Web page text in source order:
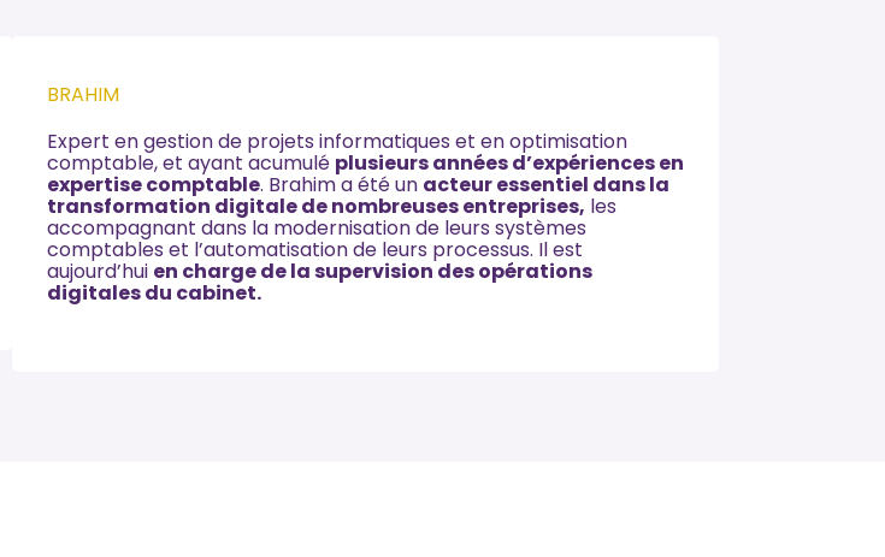
BRAHIM
Expert en gestion de projets informatiques et en optimisation
comptable, et ayant acumulé plusieurs années d’expériences en
expertise comptable. Brahim a été un acteur essentiel dans la
transformation digitale de nombreuses entreprises, les
accompagnant dans la modernisation de leurs systèmes
comptables et l’automatisation de leurs processus. Il est
aujourd’hui en charge de la supervision des opérations
digitales du cabinet.